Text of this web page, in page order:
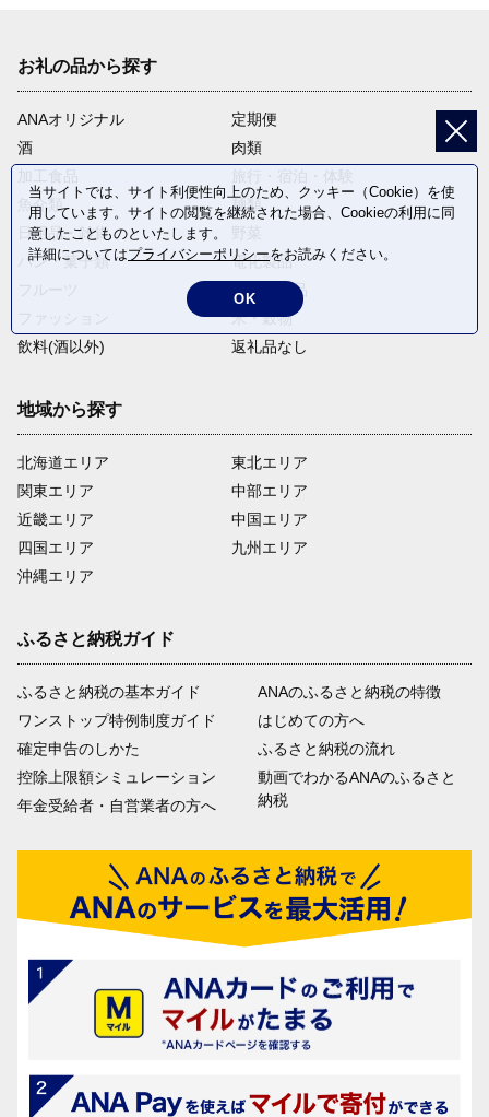
お礼の品から探す
ANAオリジナル
定期便
酒
肉類
魚介類
麺類
日用品・雑貨
パン・菓子類
電化製品
卵・乳製品
米・穀物
飲料(酒以外)
返礼品なし
地域から探す
北海道エリア
関東エリア
近畿エリア
四国エリア
沖縄エリア
東北エリア
中部エリア
中国エリア
九州エリア
ふるさと納税ガイド
ふるさと納税の基本ガイド
ワンストップ特例制度ガイド
確定申告のしかた
控除上限額シミュレーション
年金受給者・自営業者の方へ
ANAのふるさと納税の特徴
はじめての方へ
ふるさと納税の流れ
動画でわかるANAのふるさと
納税
当サイトでは、サイト利便性向上のため、クッキー（Cookie）を使
用しています。サイトの閲覧を継続された場合、Cookieの利用に同
意したことものといたします。
詳細についてはプライバシーポリシーをお読みください。
OK